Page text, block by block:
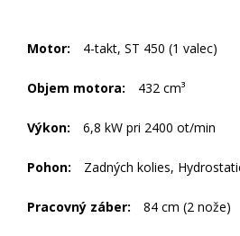
Motor: 4-takt, ST 450 (1 valec)
Objem motora: 432 cm³
Výkon: 6,8 kW pri 2400 ot/min
Pohon: Zadných kolies,
Pracovný záber: 84 cm (2 nože)